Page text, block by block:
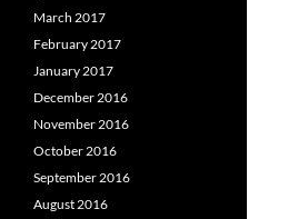
March 2017
February 2017
January 2017
December 2016
November 2016
October 2016
September 2016
August 2016